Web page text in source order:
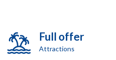
Full offer
Attractions